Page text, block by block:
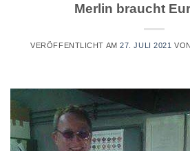
Merlin braucht
VERÖFFENTLICHT AM27. JULI 2021 VON